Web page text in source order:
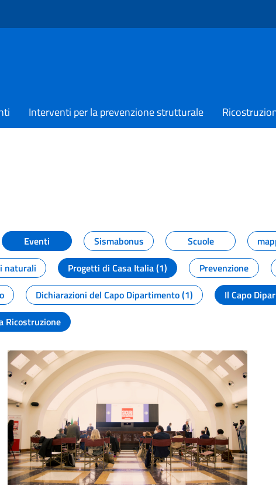
Interventi per la prevenzione strutturale
Eventi Sismabonus Scuole
naturali Progetti di Casa Italia (1) Prevenzione
Dichiarazioni del Capo Dipartimento (1) Il Capo
Ricostruzione